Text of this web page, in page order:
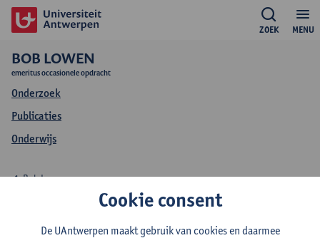
MENU
ZOEK
BOB LOWEN
emeritus occasionele opdracht
Onderzoek
Publicaties
Onderwijs
Onderwijs Bob Lowen
Bob Lowen
Cookie consent
De UAntwerpen maakt gebruik van cookies en daarmee